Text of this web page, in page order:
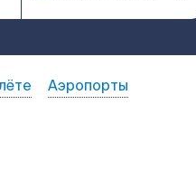
Аэропорты